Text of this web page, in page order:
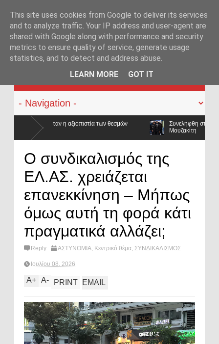
KATEHACKER
Συνελήφθη στην Γερμανία ο καταζητούμενος για τις
Ο συνδικαλισμός της
ΕΛ.ΑΣ. χρειάζεται
επανεκκίνηση – Μήπως
όμως αυτή τη φορά κάτι
πραγματικά αλλάζει;
Reply ΑΣΤΥΝΟΜΙΑ, Κεντρικό θέμα, ΣΥΝΔΙΚΑΛΙΣΜΟΣ
Ιουλίου 08, 2026
A+ A- PRINT EMAIL
This site uses cookies from Google to deliver its services
and to analyze traffic. Your IP address and user-agent are
shared with Google along with performance and security
metrics to ensure quality of service, generate usage
statistics, and to detect and address abuse.
LEARN MORE
GOT IT